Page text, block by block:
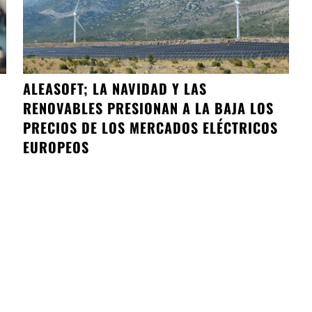
ALEASOFT; LA NAVIDAD Y LAS
RENOVABLES PRESIONAN A LA BAJA LOS
PRECIOS DE LOS MERCADOS ELÉCTRICOS
EUROPEOS